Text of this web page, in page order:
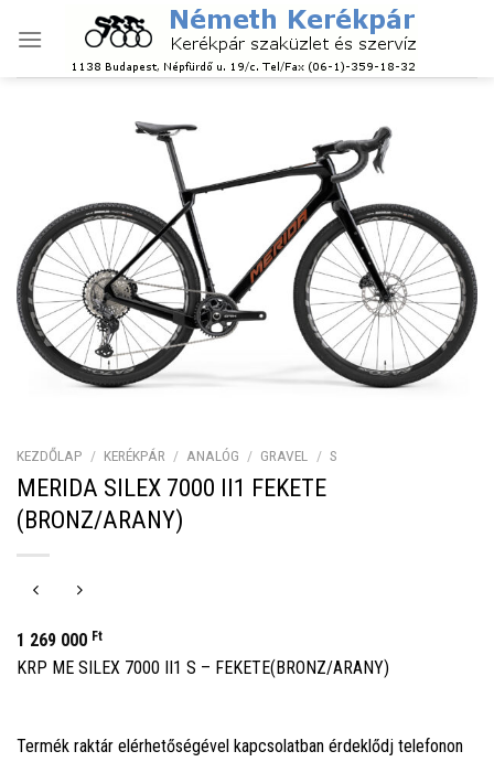
KEZDŐLAP / KERÉKPÁR / ANALÓG / GRAVEL / S
MERIDA SILEX 7000 II1 FEKETE
(BRONZ/ARANY)
1 269 000 Ft
KRP ME SILEX 7000 II1 S – FEKETE(BRONZ/ARANY)
Termék raktár elérhetőségével kapcsolatban érdeklődj telefonon